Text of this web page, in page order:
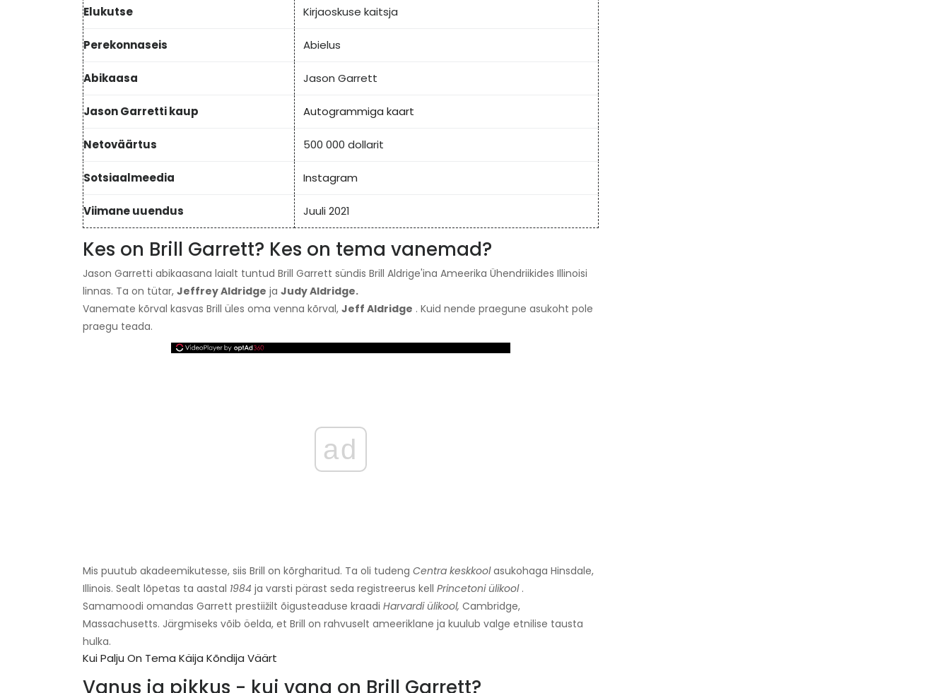
Elukutse Kirjaoskuse kaitsja
Perekonnaseis Abielus
Abikaasa Jason Garrett
Jason Garretti kaup Autogrammiga kaart
Netoväärtus 500 000 dollarit
Sotsiaalmeedia Instagram
Viimane uuendus Juuli 2021
Kes on Brill Garrett? Kes on tema vanemad?
Jason Garretti abikaasana laialt tuntud Brill Garrett sündis Brill Aldrige'ina Ameerika Ühendriikides Illinoisi
linnas. Ta on tütar, Jeffrey Aldridge ja Judy Aldridge.
Vanemate kõrval kasvas Brill üles oma venna kõrval, Jeff Aldridge . Kuid nende praegune asukoht pole
praegu teada.
ad
Mis puutub akadeemikutesse, siis Brill on kõrgharitud. Ta oli tudeng Centra keskkoolasukohaga Hinsdale,
Illinois. Sealt lõpetas ta aastal 1984 ja varsti pärast seda registreerus kell Princetoni ülikool.
Samamoodi omandas Garrett prestiižilt õigusteaduse kraadi Harvardi ülikool, Cambridge,
Massachusetts. Järgmiseks võib öelda, et Brill on rahvuselt ameeriklane ja kuulub valge etnilise tausta
hulka.
Kui Palju On Tema Käija Kõndija Väärt
Vanus ja pikkus - kui vana on Brill Garrett?